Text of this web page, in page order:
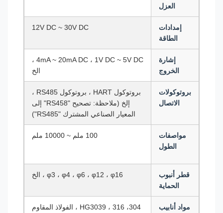
إمدادات
الطاقة
12V DC ~ 30V DC
الخروج
4mA ~ 20mA DC ، 1V DC ~ 5V DC ،
بروتوكولات
الاتصال
بروتوكول HART ، بروتوكول RS485 ،
إلخ (ملاحظة: تصحيح "RS458" إلى
المعيار الصناعي المشترك "RS485")
مواصفات
قطر أنبوب
الحماية
φ3 ، φ4 ، φ6 ، φ12 ، φ16 ، الخ
مواد أنابيب 304، 316 ، HG3039 ، الفولاذ المقاوم